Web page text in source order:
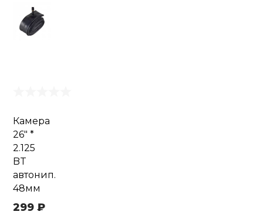
Камера
26" *
2.125
BT
автонип.
48мм
299 ₽